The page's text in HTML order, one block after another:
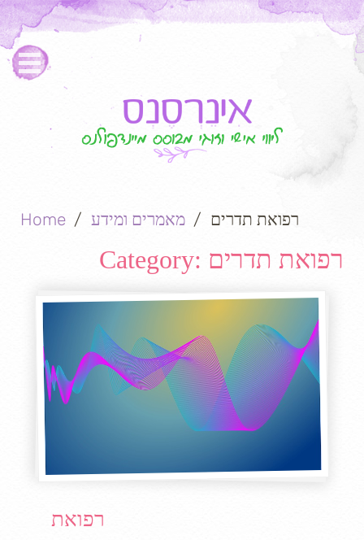
Home מאמרים ומידע רפואת תדרים
Category: רפואת תדרים
רפואת